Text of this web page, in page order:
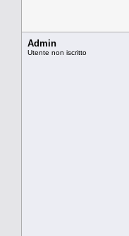
Admin
Utente non iscritto